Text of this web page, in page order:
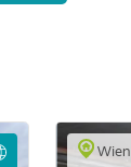
Wien